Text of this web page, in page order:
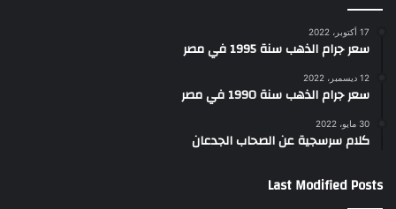
17 أكتوبر، 2022
سعر جرام الذهب سنة 1995 في مصر
12 ديسمبر، 2022
سعر جرام الذهب سنة 1990 في مصر
30 مايو، 2022
كلام سرسجية عن الصحاب الجدعان
Last Modified Posts